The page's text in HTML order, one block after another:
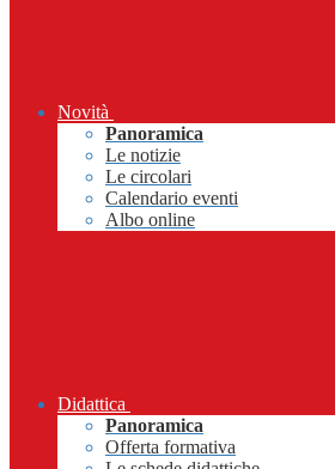
Novità
Panoramica
Le notizie
Le circolari
Calendario eventi
Albo online
Didattica
Panoramica
Offerta formativa